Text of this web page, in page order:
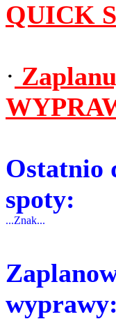
QUICK
·
Ostatnio
spoty:
...Znak...
wyprawy: